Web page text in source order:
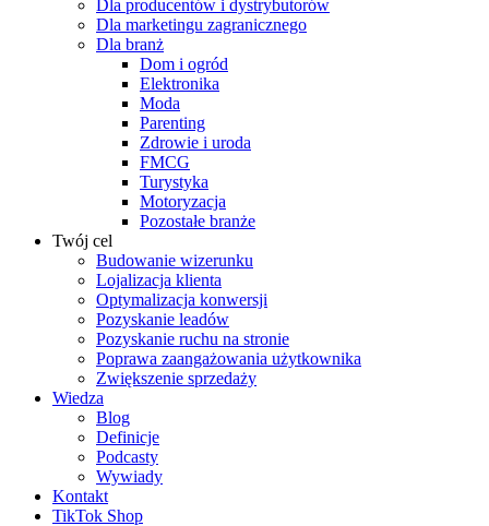
Dla producentów i dystrybutorów
Dla marketingu zagranicznego
Dla branż
Dom i ogród
Elektronika
Moda
Parenting
Zdrowie i uroda
FMCG
Turystyka
Motoryzacja
Pozostałe branże
Twój cel
Budowanie wizerunku
Lojalizacja klienta
Optymalizacja konwersji
Pozyskanie leadów
Pozyskanie ruchu na stronie
Poprawa zaangażowania użytkownika
Zwiększenie sprzedaży
Wiedza
Blog
Definicje
Podcasty
Wywiady
Kontakt
TikTok Shop